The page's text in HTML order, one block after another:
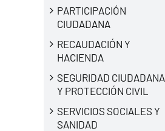
PARTICIPACIÓN
CIUDADANA
RECAUDACIÓN Y
HACIENDA
SEGURIDAD CIUDADANA
Y PROTECCIÓN CIVIL
SERVICIOS SOCIALES Y
SANIDAD